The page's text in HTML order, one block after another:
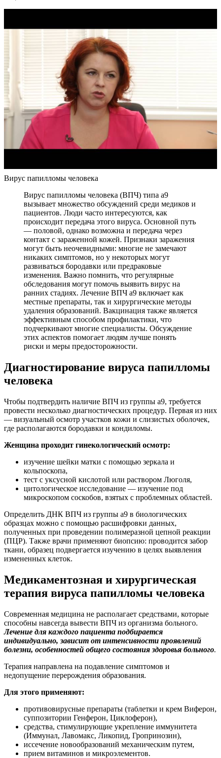
Вирус папилломы человека
Вирус папилломы человека (ВПЧ) типа а9
вызывает множество обсуждений среди медиков и
пациентов. Люди часто интересуются, как
происходит передача этого вируса. Основной путь
— половой, однако возможна и передача через
контакт с зараженной кожей. Признаки заражения
могут быть неочевидными: многие не замечают
никаких симптомов, но у некоторых могут
развиваться бородавки или предраковые
изменения. Важно помнить, что регулярные
обследования могут помочь выявить вирус на
ранних стадиях. Лечение ВПЧ а9 включает как
местные препараты, так и хирургические методы
удаления образований. Вакцинация также является
эффективным способом профилактики, что
подчеркивают многие специалисты. Обсуждение
этих аспектов помогает людям лучше понять
риски и меры предосторожности.
Диагностирование вируса папилломы
человека
Чтобы подтвердить наличие ВПЧ из группы а9, требуется
провести несколько диагностических процедур. Первая из них
— визуальный осмотр участков кожи и слизистых оболочек,
где располагаются бородавки и кондиломы.
Женщина проходит гинекологический осмотр:
изучение шейки матки с помощью зеркала и
кольпоскопа,
тест с уксусной кислотой или раствором Люголя,
цитологическое исследование — изучение под
микроскопом соскобов, взятых с проблемных областей.
Определить ДНК ВПЧ из группы а9 в биологических
образцах можно с помощью расшифровки данных,
полученных при проведении полимеразной цепной реакции
(ПЦР). Также врачи применяют биопсию: проводится забор
ткани, образец подвергается изучению в целях выявления
измененных клеток.
Медикаментозная и хирургическая
терапия вируса папилломы человека
Современная медицина не располагает средствами, которые
способны навсегда вывести ВПЧ из организма больного.
Лечение для каждого пациента подбирается
индивидуально, зависит от интенсивности проявлений
болезни, особенностей общего состояния здоровья больного.
Терапия направлена на подавление симптомов и
недопущение перерождения образования.
Для этого применяют:
противовирусные препараты (таблетки и крем Виферон,
суппозитории Генферон, Циклоферон),
средства, стимулирующие укрепление иммунитета
(Иммунал, Лавомакс, Ликопид, Гропринозин),
иссечение новообразований механическим путем,
прием витаминов и микроэлементов.